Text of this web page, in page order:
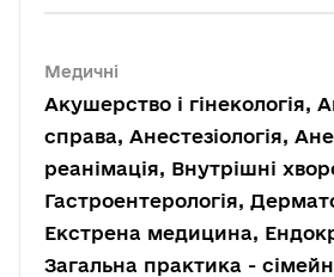
Медичні
Акушерство і гінекологія,
справа, Анестезіологія,
реанімація, Внутрішні
Гастроентерологія,
Екстрена медицина,
Загальна практика -